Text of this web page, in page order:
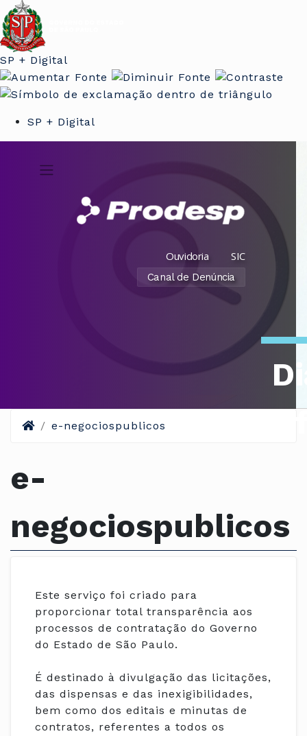
SP + Digital
SP + Digital
Ouvidoria SIC
Canal de Denúncia
e-negociospublicos
e-
negociospublicos
Este serviço foi criado para
proporcionar total transparência aos
processos de contratação do Governo
do Estado de São Paulo.
É destinado à divulgação das licitações,
das dispensas e das inexigibilidades,
bem como dos editais e minutas de
contratos, referentes a todos os